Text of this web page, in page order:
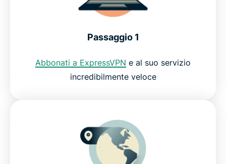
Perché utilizzare ExpressVPN?
Passaggio 1
Abbonati a ExpressVPN e al suo servizio
incredibilmente veloce